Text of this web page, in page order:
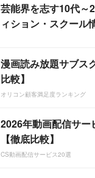
芸能界を志す10代
ィション・スクール
漫画読み放題サブス
比較】
オリコン顧客満足度ランキング
2026年動画配信サー
【徹底比較】
CS動画配信サービス20選